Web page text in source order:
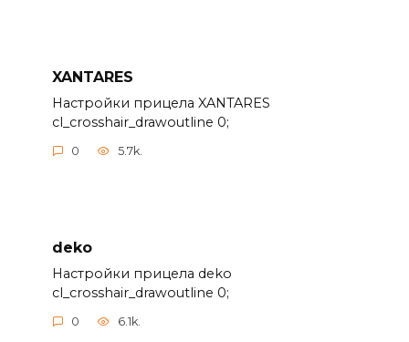
XANTARES
Настройки прицела XANTARES
cl_crosshair_drawoutline 0;
0 5.7k.
deko
Настройки прицела deko
cl_crosshair_drawoutline 0;
0 6.1k.